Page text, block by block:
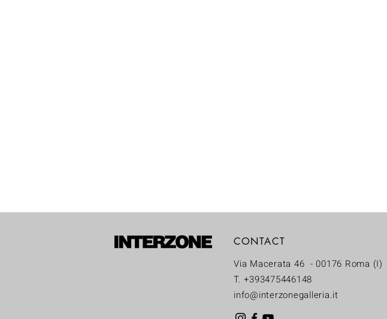
CONTACT
Via Macerata 46 - 00176 Roma (I)
T. +393475446148
info@interzonegalleria.it